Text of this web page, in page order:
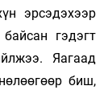
эрсэдэхээр
гэдэгт
Яагаад
биш,